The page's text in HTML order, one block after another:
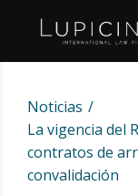
Noticias
La vigencia del
contratos de
convalidación